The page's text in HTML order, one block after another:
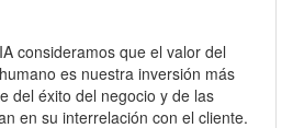
consideramos que el valor del
es nuestra inversión más
del éxito del negocio y de las
en su interrelación con el cliente.